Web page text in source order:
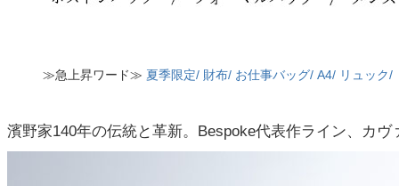
≫急上昇ワード≫ 夏季限定/ 財布/ お仕事バッグ/ A4/ リュック/
濱野家140年の伝統と革新。Bespoke代表作ライン、カ